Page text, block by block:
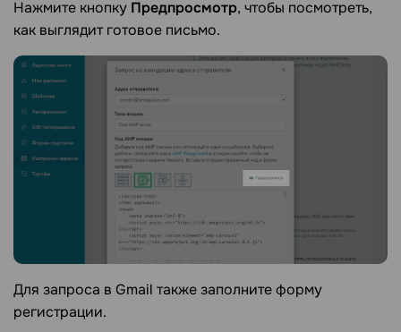
Нажмите кнопку Предпросмотр, чтобы посмотреть,
как выглядит готовое письмо.
Для запроса в Gmail также заполните форму
регистрации.